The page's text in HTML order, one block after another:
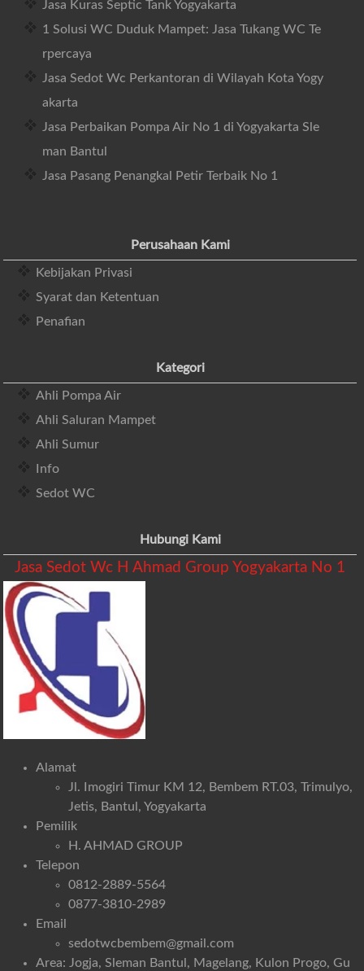
Jasa Kuras Septic Tank Yogyakarta
1 Solusi WC Duduk Mampet: Jasa Tukang WC Te
rpercaya
Jasa Sedot Wc Perkantoran di Wilayah Kota Yogy
akarta
Jasa Perbaikan Pompa Air No 1 di Yogyakarta Sle
man Bantul
Jasa Pasang Penangkal Petir Terbaik No 1
Perusahaan Kami
Kebijakan Privasi
Syarat dan Ketentuan
Penafian
Kategori
Ahli Pompa Air
Ahli Saluran Mampet
Ahli Sumur
Info
Sedot WC
Hubungi Kami
Jasa Sedot Wc H Ahmad Group Yogyakarta No 1
Alamat
Jl. Imogiri Timur KM 12, Bembem RT.03, Trimulyo,
Jetis, Bantul, Yogyakarta
Pemilik
H. AHMAD GROUP
Telepon
0812-2889-5564
0877-3810-2989
Email
sedotwcbembem@gmail.com
Area: Jogja, Sleman Bantul, Magelang, Kulon Progo, Gu